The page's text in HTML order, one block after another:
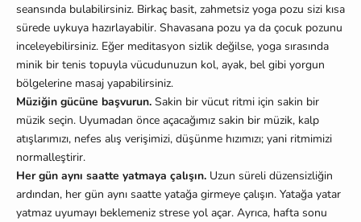
seansında bulabilirsiniz. Birkaç basit, zahmetsiz yoga pozu sizi kısa
sürede uykuya hazırlayabilir. Shavasana pozu ya da çocuk pozunu
inceleyebilirsiniz. Eğer meditasyon sizlik değilse, yoga sırasında
minik bir tenis topuyla vücudunuzun kol, ayak, bel gibi yorgun
bölgelerine masaj yapabilirsiniz.
Müziğin gücüne başvurun. Sakin bir vücut ritmi için sakin bir
müzik seçin. Uyumadan önce açacağımız sakin bir müzik, kalp
atışlarımızı, nefes alış verişimizi, düşünme hızımızı; yani ritmimizi
normalleştirir.
Her gün aynı saatte yatmaya çalışın. Uzun süreli düzensizliğin
ardından, her gün aynı saatte yatağa girmeye çalışın. Yatağa yatar
yatmaz uyumayı beklemeniz strese yol açar. Ayrıca, hafta sonu